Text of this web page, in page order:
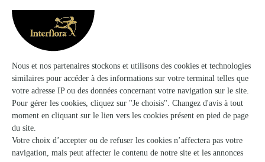
Ils ont fait livrer des fleurs ou une plante à
Vaux-Champagne
★
J’ai recommandé un gros bouquet pour le…